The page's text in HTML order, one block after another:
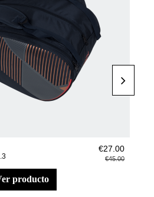
€27.00
€45.00
ver producto